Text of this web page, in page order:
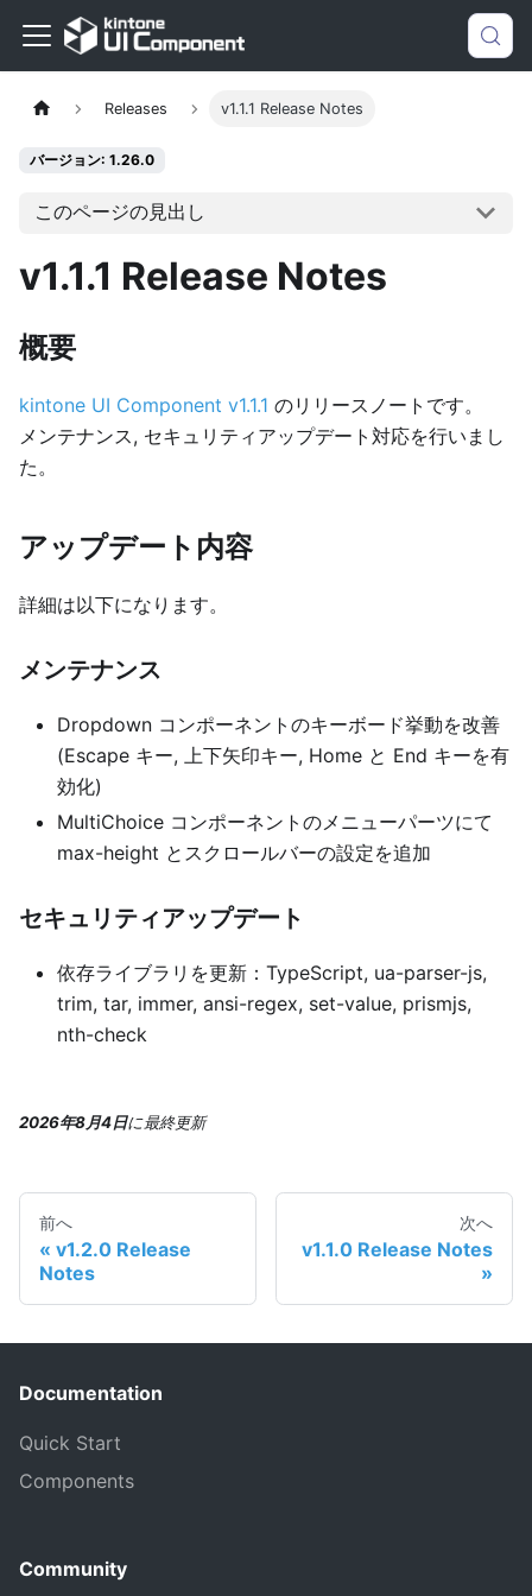
Releases v1.1.1 Release Notes
バージョン: 1.26.0
このページの見出し
v1.1.1 Release Notes
概要
kintone UI Component v1.1.1 のリリースノートです。
メンテナンス, セキュリティアップデート対応を行いまし
た。
アップデート内容
詳細は以下になります。
メンテナンス
Dropdown コンポーネントのキーボード挙動を改善
(Escape キー, 上下矢印キー, Home と End キーを有
効化)
MultiChoice コンポーネントのメニューパーツにて
max-height とスクロールバーの設定を追加
セキュリティアップデート
依存ライブラリを更新：TypeScript, ua-parser-js,
trim, tar, immer, ansi-regex, set-value, prismjs,
nth-check
2026年8月4日に最終更新
前へ
v1.2.0 Release
Notes
次へ
v1.1.0 Release Notes
Documentation
Quick Start
Components
Community